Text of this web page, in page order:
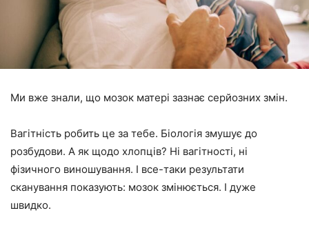
Ми вже знали, що мозок матері зазнає серйозних змін.
Вагітність робить це за тебе. Біологія змушує до
розбудови. А як щодо хлопців? Ні вагітності, ні
фізичного виношування. І все-таки результати
сканування показують: мозок змінюється. І дуже
швидко.